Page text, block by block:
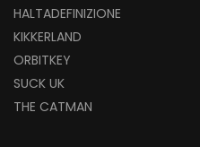
HALTADEFINIZIONE
KIKKERLAND
ORBITKEY
SUCK UK
THE CATMAN